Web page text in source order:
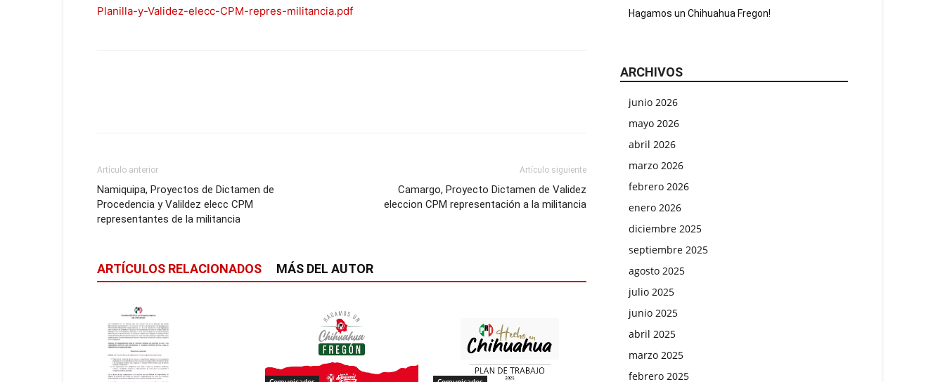
Planilla-y-Validez-elecc-CPM-repres-militancia.pdf
Artículo anterior
Namiquipa, Proyectos de Dictamen de
Procedencia y Valildez elecc CPM
representantes de la militancia
Artículo siguiente
Camargo, Proyecto Dictamen de Validez
eleccion CPM representación a la militancia
ARTÍCULOS RELACIONADOS MÁS DEL AUTOR
Hagamos un Chihuahua Fregon!
ARCHIVOS
junio 2026
mayo 2026
abril 2026
marzo 2026
febrero 2026
enero 2026
diciembre 2025
septiembre 2025
agosto 2025
julio 2025
junio 2025
abril 2025
marzo 2025
febrero 2025